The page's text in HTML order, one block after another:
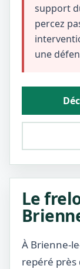
support
percez
une
Le
À Brienne-
repéré près